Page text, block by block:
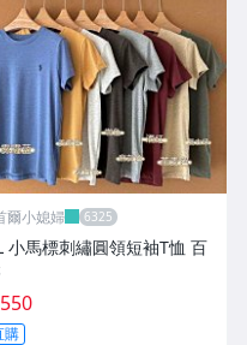
爾小媳婦
小馬標刺繡圓領短袖T恤 百
購